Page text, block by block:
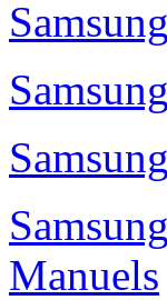
Manuels